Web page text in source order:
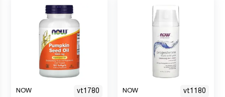
NOW vt1780 NOW vt1180